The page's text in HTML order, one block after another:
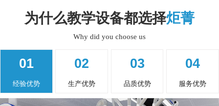
为什么教学设备都选择炬菁
Why did you choose us
01
经验优势
02
生产优势
03
品质优势
04
服务优势